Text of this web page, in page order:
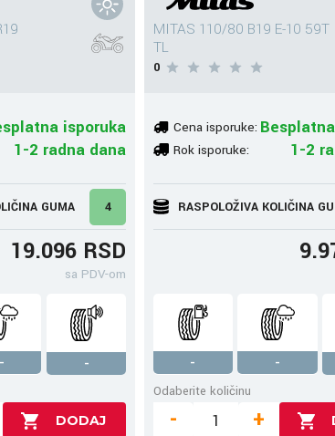
isporuka
1-2 radna dana
GUMA 4
19.096 RSD
sa PDV-om
-
-
MITAS 110/80 B19 E-10 59T
TL
0
Cena isporuke:
Rok isporuke: 1-2
RASPOLOŽIVA KOLIČINA
-
-
Odaberite količinu
- +